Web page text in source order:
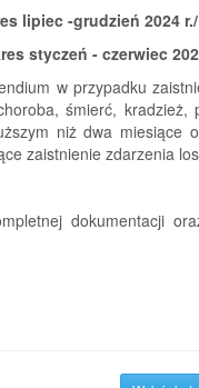
lipiec -grudzień 2024 r./
styczeń - czerwiec
w przypadku
śmierć,
niż dwa miesiące
zaistnienie zdarzenia
dokumentacji